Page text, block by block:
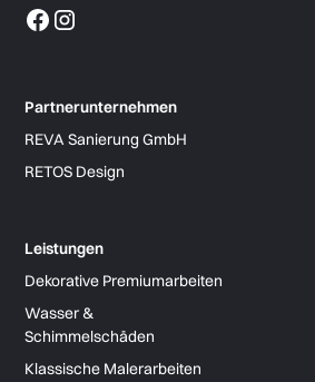
Partnerunternehmen
REVA Sanierung GmbH
RETOS Design
Leistungen
Dekorative Premiumarbeiten
Wasser &
Schimmelschäden
Klassische Malerarbeiten